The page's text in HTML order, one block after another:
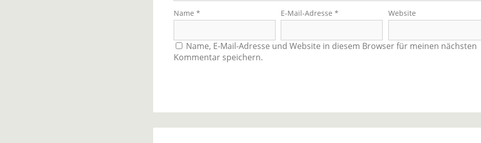
Name * E-Mail-Adresse* Website
Name, E-Mail-Adresse und Website in diesem Browser für meinen nächsten
Kommentar speichern.